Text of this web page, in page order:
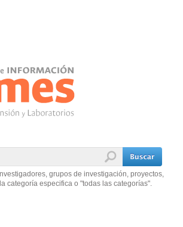
grupos de investigación, proyectos,
categoría especifica o "todas las categorías".